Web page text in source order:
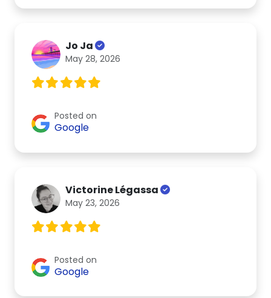
Jo Ja
May 28, 2026
Posted on
Google
Victorine Légassa
May 23, 2026
Posted on
Google